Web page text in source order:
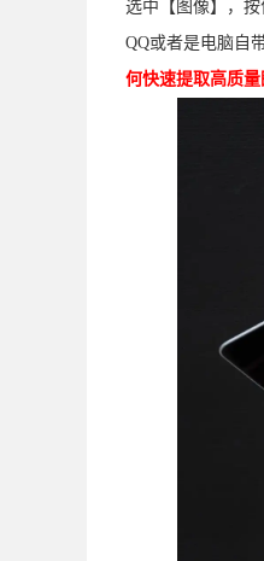
选中【图像】，
QQ或者是电脑自
何快速提取高质量